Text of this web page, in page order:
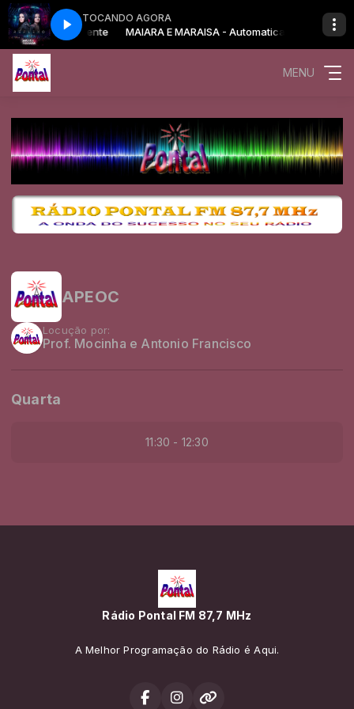
TOCANDO AGORA
- Automaticamente MAIARA E MARAISA - Automaticamente
Produção da Pontal FMForró Pé de Serra com Produção da Pontal FM
MENU
APEOC
Locução por:
Prof. Mocinha e Antonio Francisco
Quarta
11:30 - 12:30
Rádio Pontal FM 87,7 MHz
A Melhor Programação do Rádio é Aqui.